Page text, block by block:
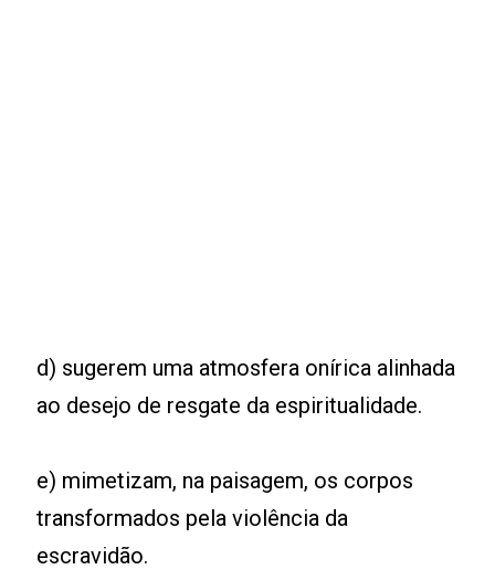
d) sugerem uma atmosfera onírica alinhada
ao desejo de resgate da espiritualidade.
e) mimetizam, na paisagem, os corpos
transformados pela violência da
escravidão.